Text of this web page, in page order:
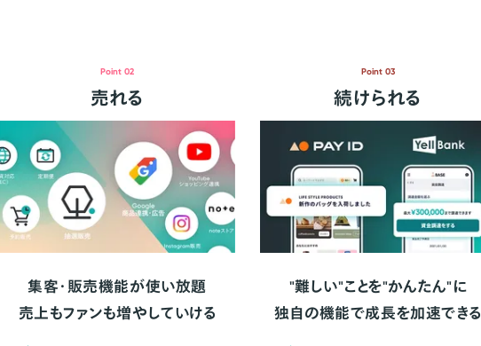
Point 02
売れる
集客・販売機能が使い放題
売上もファンも増やしていける
Point 03
続けられる
"難しい"ことを"かんたん"に
独自の機能で成長を加速できる